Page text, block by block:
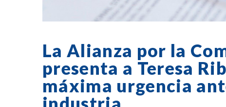
La Alianza por la
presenta a Teresa
máxima urgencia